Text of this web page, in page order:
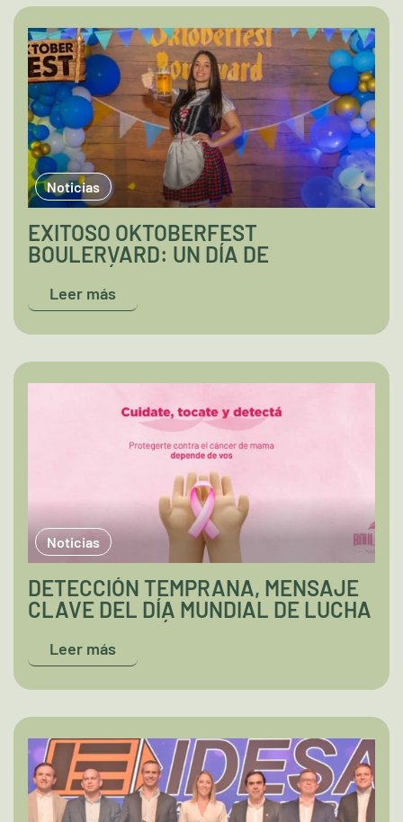
Noticias
EXITOSO OKTOBERFEST
BOULERVARD: UN DÍA DE
DIVERSIÓN Y SABOR
Leer más
Noticias
DETECCIÓN TEMPRANA, MENSAJE
CLAVE DEL DÍA MUNDIAL DE LUCHA
CONTRA EL CÁNCER DE MAMA
Leer más